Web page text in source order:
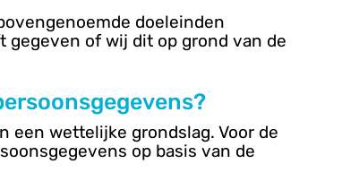
doeleinden
of wij dit op grond van de
een wettelijke grondslag. Voor de
op basis van de